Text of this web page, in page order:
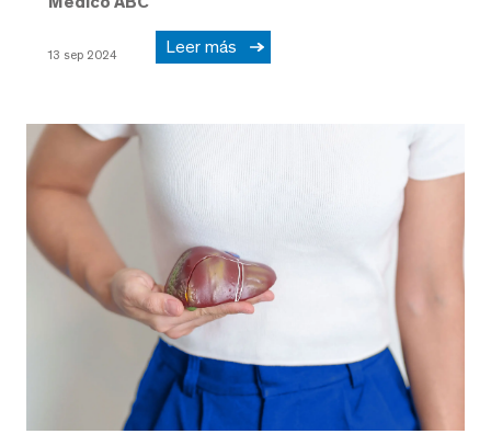
13 sep 2024 Leer más